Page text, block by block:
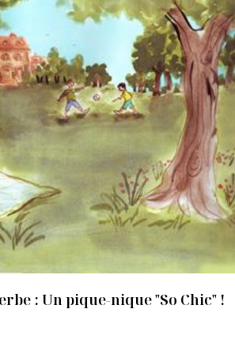
: Un pique-nique "So Chic" !